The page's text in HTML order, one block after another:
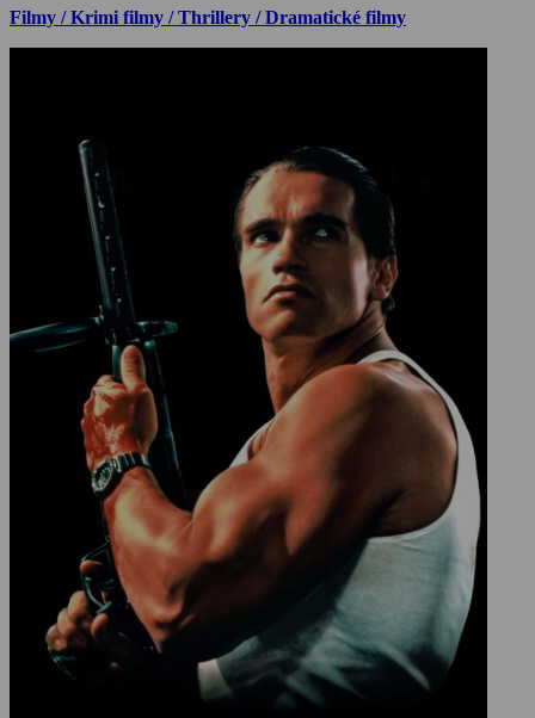
Filmy / Krimi filmy / Thrillery / Dramatické filmy